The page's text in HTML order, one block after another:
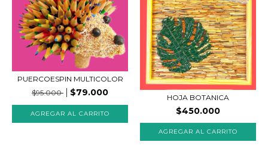
PUERCOESPIN MULTICOLOR
$95.000
$79.000
AGREGAR AL CARRITO
HOJA BOTANICA
$450.000